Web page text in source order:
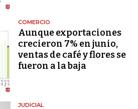
COMERCIO
Aunque exportaciones
crecieron 7% en junio,
ventas de café y flores se
fueron a la baja
JUDICIAL